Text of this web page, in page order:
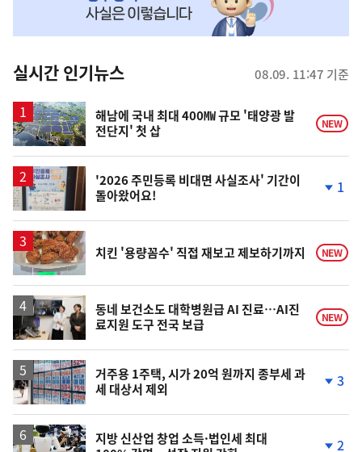
뉴
스
실시간 인기뉴스 08.09. 11:47 기준
해남에 국내 최대 400㎿ 규모 '태양광 발
전단지' 첫 삽
NEW
'2026 주민등록 비대면 사실조사' 기간이
돌아왔어요!
하
락
1
치킨 '용량꼼수' 직접 재보고 제보하기까지 NEW
동네 보건소도 대학병원급 AI 진료…AI진
료지원 도구 전국 보급
NEW
거주용 1주택, 시가 20억 원까지 종부세 과
세 대상서 제외
하
3
지방 신산업 창업 소득·법인세 최대
2